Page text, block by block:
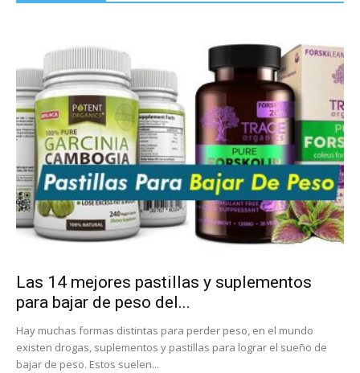
Las 14 mejores pastillas y suplementos
para bajar de peso del...
Hay muchas formas distintas para perder peso, en el mundo
existen drogas, suplementos y pastillas para lograr el sueño de
bajar de peso. Estos suelen...